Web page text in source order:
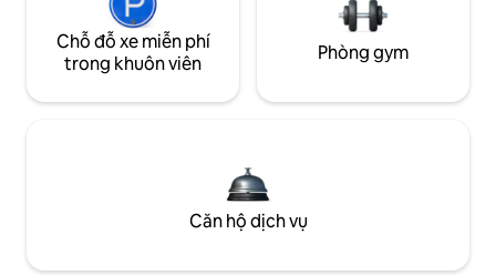
Chỗ đỗ xe miễn phí
trong khuôn viên
Phòng gym
Căn hộ dịch vụ